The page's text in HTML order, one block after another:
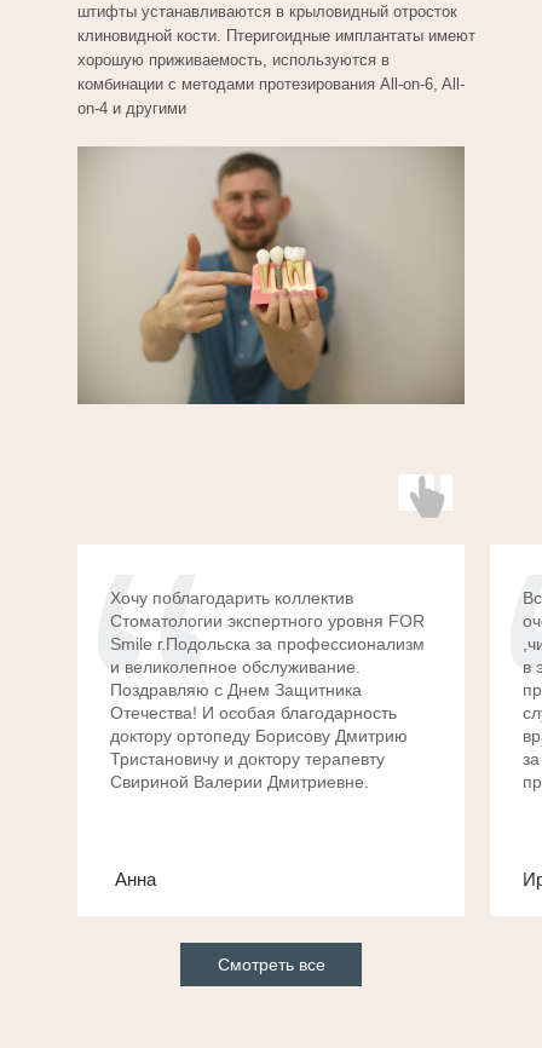
штифты устанавливаются в крыловидный отросток
клиновидной кости. Птеригоидные имплантаты имеют
хорошую приживаемость, используются в
комбинации с методами протезирования All-on-6, All-
on-4 и другими
Хочу поблагодарить коллектив
Стоматологии экспертного уровня FOR
Smile г.Подольска за профессионализм
и великолепное обслуживание.
Поздравляю с Днем Защитника
Отечества! И особая благодарность
доктору ортопеду Борисову Дмитрию
Тристановичу и доктору терапевту
Свириной Валерии Дмитриевне.
в
Анна
Смотреть все